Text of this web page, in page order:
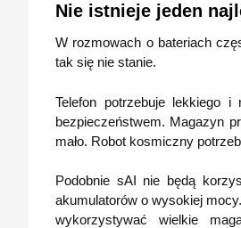
Nie istnieje jeden
W rozmowach o bateriach
tak się nie stanie.
Telefon potrzebuje lekkiego i
bezpieczeństwem. Magazyn
mało. Robot kosmiczny
Podobnie sAI nie będą
akumulatorów o wysokiej
wykorzystywać wielkie